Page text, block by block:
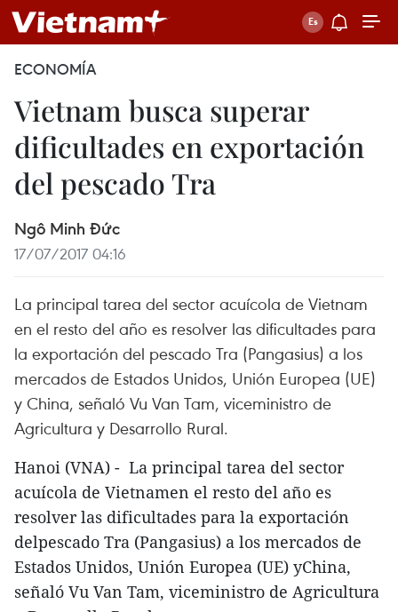
ECONOMÍA
Vietnam busca superar
dificultades en exportación
del pescado Tra
Ngô Minh Đức
17/07/2017 04:16
La principal tarea del sector acuícola de Vietnam
en el resto del año es resolver las dificultades para
la exportación del pescado Tra (Pangasius) a los
mercados de Estados Unidos, Unión Europea (UE)
y China, señaló Vu Van Tam, viceministro de
Agricultura y Desarrollo Rural.
Hanoi (VNA) - La principal tarea del sector
acuícola de Vietnamen el resto del año es
resolver las dificultades para la exportación
delpescado Tra (Pangasius) a los mercados de
Estados Unidos, Unión Europea (UE) yChina,
señaló Vu Van Tam, viceministro de Agricultura